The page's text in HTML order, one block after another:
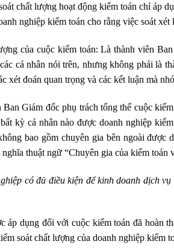
chất lượng hoạt động kiểm toán chỉ áp
nghiệp kiểm toán cho rằng việc soát
của cuộc kiểm toán: Là thành viên Ban
cá nhân nói trên, nhưng không phải là
xét đoán quan trọng và các kết luận mà
Giám đốc phụ trách tổng thể cuộc
kỳ cá nhân nào được doanh nghiệp
bao gồm chuyên gia bên ngoài
thuật ngữ “Chuyên gia của kiểm toán
có đủ điều kiện để kinh doanh dịch
dụng đối với cuộc kiểm toán đã hoàn
soát chất lượng của doanh nghiệp kiểm